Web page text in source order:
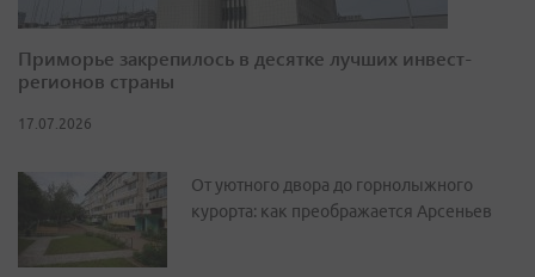
Приморье закрепилось в десятке лучших инвест-
регионов страны
17.07.2026
От уютного двора до горнолыжного
курорта: как преображается Арсеньев